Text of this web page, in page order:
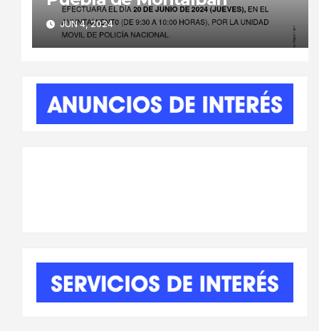
JUN 4, 2024